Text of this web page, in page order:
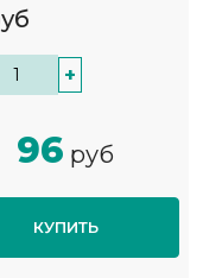
+
96 руб
КУПИТЬ